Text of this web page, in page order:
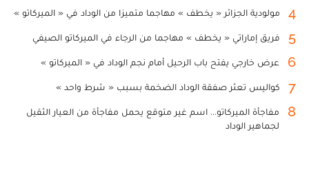
4 مولودية الجزائر « يخطف » مهاجما متميزا من الوداد في « الميركاتو »
5 فريق إماراتي « يخطف » مهاجما من الرجاء في الميركاتو الصيفي
6 عرض خارجي يفتح باب الرحيل أمام نجم الوداد في « الميركاتو »
7 كواليس تعثر صفقة الوداد الضخمة بسبب « شرط واحد »
8
مفاجأة الميركاتو... اسم غير متوقع يحمل مفاجأة من العيار الثقيل
لجماهير الوداد